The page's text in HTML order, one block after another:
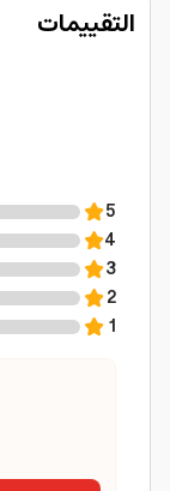
التقييمات
5
4
3
2
1